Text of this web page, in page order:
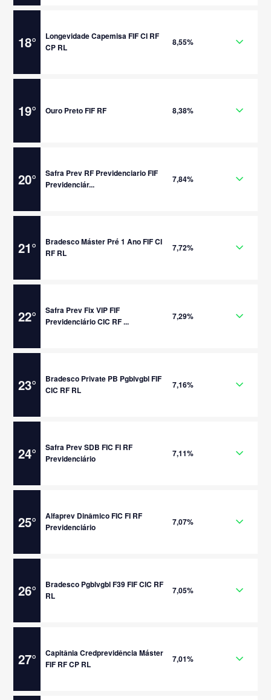
18°
Longevidade Capemisa FIF CI RF
CP RL
8,55%
19° Ouro Preto FIF RF 8,38%
20°
Safra Prev RF Previdenciario FIF
Previdenciár...
7,84%
21°
Bradesco Máster Pré 1 Ano FIF CI
RF RL
7,72%
22°
Safra Prev Fix VIP FIF
Previdenciário CIC RF ...
7,29%
23°
Bradesco Private PB Pgblvgbl FIF
CIC RF RL
7,16%
24°
Safra Prev SDB FIC FI RF
Previdenciário
7,11%
25°
Alfaprev Dinâmico FIC FI RF
Previdenciário
7,07%
26°
Bradesco Pgblvgbl F39 FIF CIC RF
RL
7,05%
27°
Capitânia Credprevidência Máster
FIF RF CP RL
7,01%